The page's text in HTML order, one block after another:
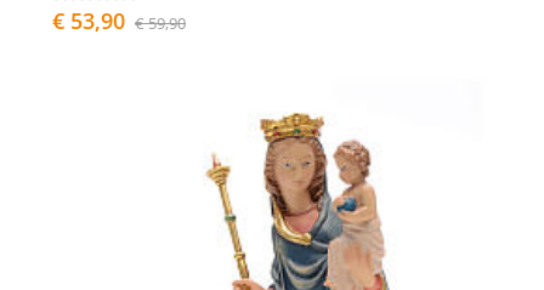
€ 53,90 € 59,90